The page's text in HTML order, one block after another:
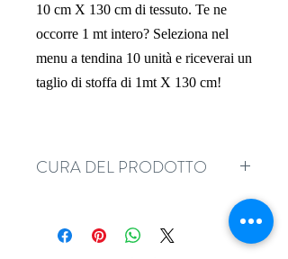
10 cm X 130 cm di tessuto. Te ne
occorre 1 mt intero? Seleziona nel
menu a tendina 10 unità e riceverai un
taglio di stoffa di 1mt X 130 cm!
CURA DEL PRODOTTO
Si consiglia di bagnare il tessuto
prima di procedere al taglio e